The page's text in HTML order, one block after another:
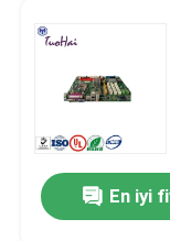
Hakkımızda
Fabrika turu
Kalite kontrol
En iyi